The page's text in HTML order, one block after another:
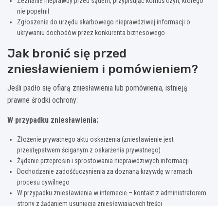
nie popełnił
Zgłoszenie do urzędu skarbowego nieprawdziwej informacji o
ukrywaniu dochodów przez konkurenta biznesowego
Jak bronić się przed
zniesławieniem i pomówieniem?
Jeśli padło się ofiarą zniesławienia lub pomówienia, istnieją
prawne środki ochrony:
W przypadku zniesławienia:
Złożenie prywatnego aktu oskarżenia (zniesławienie jest
przestępstwem ściganym z oskarżenia prywatnego)
Żądanie przeprosin i sprostowania nieprawdziwych informacji
Dochodzenie zadośćuczynienia za doznaną krzywdę w ramach
procesu cywilnego
W przypadku zniesławienia w internecie – kontakt z administratorem
strony z żądaniem usunięcia zniesławiających treści